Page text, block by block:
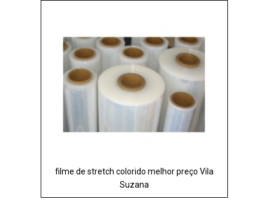
filme de stretch colorido melhor preço Vila
Suzana